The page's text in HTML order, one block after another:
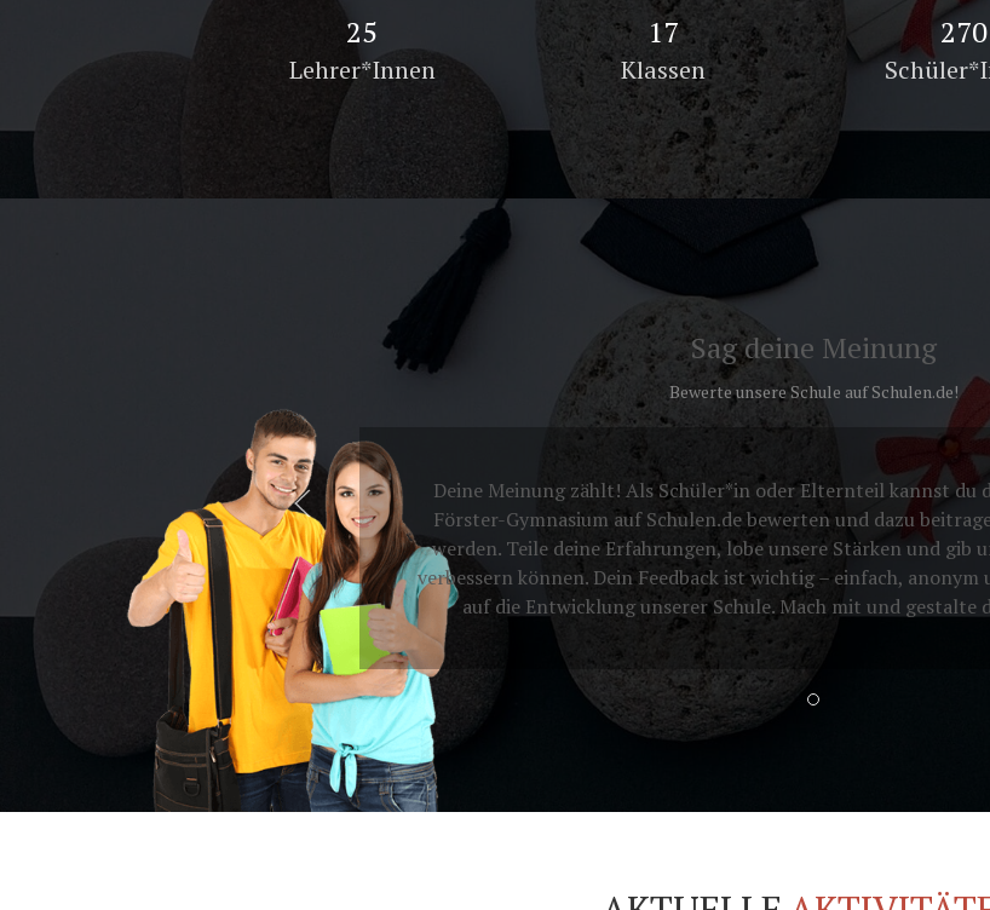
39
Lehrer*Innen
27
Klassen
434
Sag deine Meinung
Bewerte unsere Schule auf Schulen.de!
Deine Meinung zählt! Als Schüler*in oder Elternteil kannst du
Förster-Gymnasium auf Schulen.de bewerten und dazu
werden. Teile deine Erfahrungen, lobe unsere Stärken und gib
verbessern können. Dein Feedback ist wichtig – einfach,
auf die Entwicklung unserer Schule. Mach mit und gestalte